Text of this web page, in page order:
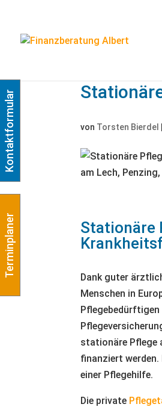
von Torsten Bierdel
Stationäre
Dank guter
Menschen in
stationäre Pflege
finanziert
einer Pflegehilfe.
Die private
Terminplaner
Kontaktformular